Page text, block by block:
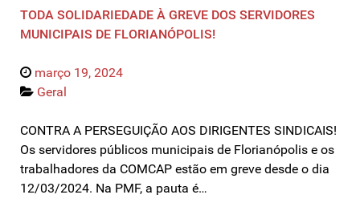
TODA SOLIDARIEDADE À GREVE DOS SERVIDORES
MUNICIPAIS DE FLORIANÓPOLIS!
março 19, 2024
Geral
CONTRA A PERSEGUIÇÃO AOS DIRIGENTES SINDICAIS!
Os servidores públicos municipais de Florianópolis e os
trabalhadores da COMCAP estão em greve desde o dia
12/03/2024. Na PMF, a pauta é…